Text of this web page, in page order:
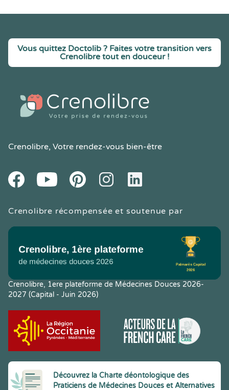
Vous quittez Doctolib ? Faites votre transition vers
Crenolibre tout en douceur !
Crenolibre, Votre rendez-vous bien-être
FacebookYoutube PinteresetInstagramLinkedIn
Crenolibre récompensée et soutenue par
Crenolibre, 1ere plateforme de Médecines Douces 2026-
2027 (Capital - Juin 2026)
Découvrez la Charte déontologique des
Praticiens de Médecines Douces et Alternatives